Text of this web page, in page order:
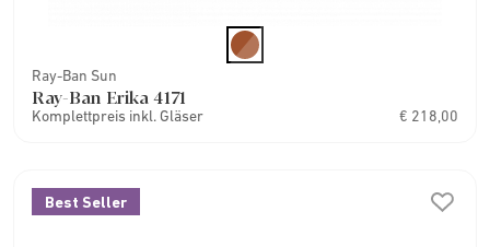
Ray-Ban Sun
Ray-Ban Erika 4171
Komplettpreis inkl. Gläser € 218,00
Best Seller